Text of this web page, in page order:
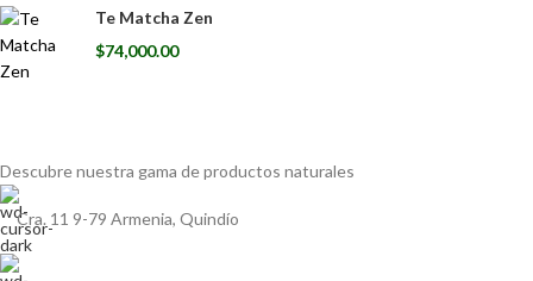
Te Matcha Zen
$74,000.00
Descubre nuestra gama deproductos naturales
Cra. 11 9-79 Armenia, Quindío